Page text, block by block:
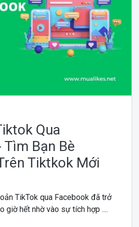
Qua
Tìm Bạn Bè
Tiktkok Mới
TikTok qua Facebook đã trở
giờ hết nhờ vào sự tích hợp ....